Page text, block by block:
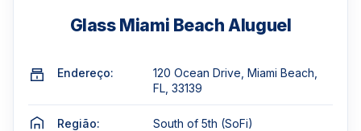
Glass Miami Beach Aluguel
Endereço:
120 Ocean Drive, Miami Beach,
FL, 33139
Região: South of 5th (SoFi)